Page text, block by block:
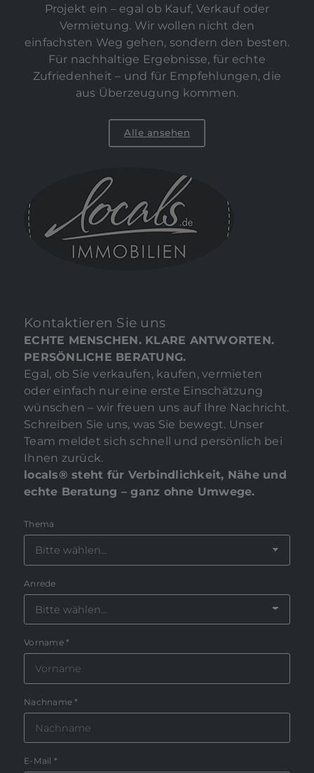
Projekt ein – egal ob Kauf, Verkauf oder
Vermietung. Wir wollen nicht den
einfachsten Weg gehen, sondern den besten.
Für nachhaltige Ergebnisse, für echte
Zufriedenheit – und für Empfehlungen, die
aus Überzeugung kommen.
Alle ansehen
Kontaktieren Sie uns
ECHTE MENSCHEN. KLARE ANTWORTEN.
PERSÖNLICHE BERATUNG.
Egal, ob Sie verkaufen, kaufen, vermieten
oder einfach nur eine erste Einschätzung
wünschen – wir freuen uns auf Ihre Nachricht.
Schreiben Sie uns, was Sie bewegt. Unser
Team meldet sich schnell und persönlich bei
Ihnen zurück.
locals® steht für Verbindlichkeit, Nähe und
echte Beratung – ganz ohne Umwege.
Thema
Anrede
Vorname*
Nachname*
E-Mail *